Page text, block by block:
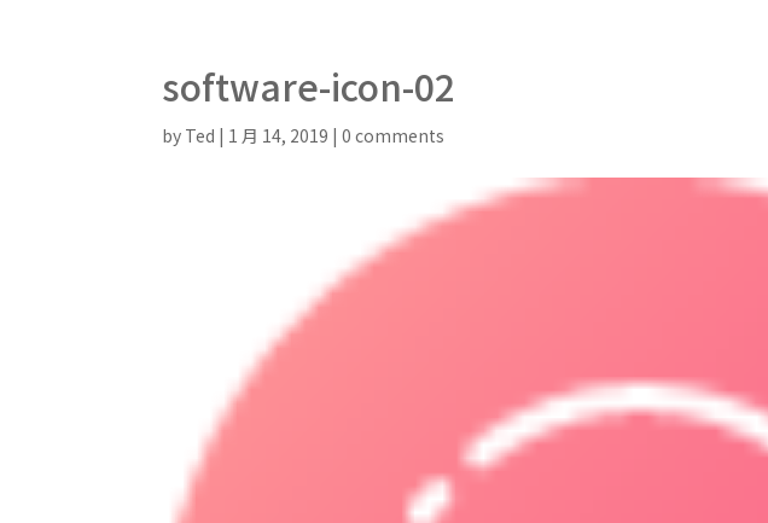
software-icon-02
by Ted | 1 月 14, 2019 |0 comments